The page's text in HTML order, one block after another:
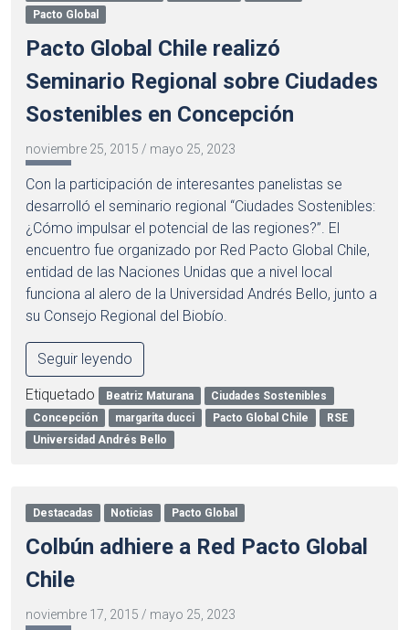
Pacto Global
Pacto Global Chile realizó
Seminario Regional sobre Ciudades
Sostenibles en Concepción
noviembre 25, 2015 / mayo 25, 2023
Con la participación de interesantes panelistas se
desarrolló el seminario regional “Ciudades Sostenibles:
¿Cómo impulsar el potencial de las regiones?”. El
encuentro fue organizado por Red Pacto Global Chile,
entidad de las Naciones Unidas que a nivel local
funciona al alero de la Universidad Andrés Bello, junto a
su Consejo Regional del Biobío.
Seguir leyendo
Etiquetado Beatriz Maturana
Ciudades Sostenibles
Concepción
margarita ducci Pacto Global Chile
RSE
Universidad Andrés Bello
Destacadas Noticias Pacto Global
Colbún adhiere a Red Pacto Global
Chile
noviembre 17, 2015 / mayo 25, 2023